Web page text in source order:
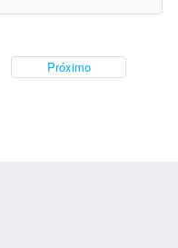
Próximo